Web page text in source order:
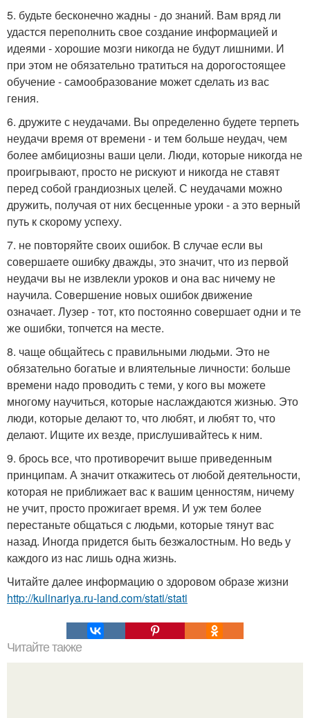
5. будьте бесконечно жадны - до знаний. Вам вряд ли
удастся переполнить свое создание информацией и
идеями - хорошие мозги никогда не будут лишними. И
при этом не обязательно тратиться на дорогостоящее
обучение - самообразование может сделать из вас
гения.
6. дружите с неудачами. Вы определенно будете терпеть
неудачи время от времени - и тем больше неудач, чем
более амбициозны ваши цели. Люди, которые никогда не
проигрывают, просто не рискуют и никогда не ставят
перед собой грандиозных целей. С неудачами можно
дружить, получая от них бесценные уроки - а это верный
путь к скорому успеху.
7. не повторяйте своих ошибок. В случае если вы
совершаете ошибку дважды, это значит, что из первой
неудачи вы не извлекли уроков и она вас ничему не
научила. Совершение новых ошибок движение
означает. Лузер - тот, кто постоянно совершает одни и те
же ошибки, топчется на месте.
8. чаще общайтесь с правильными людьми. Это не
обязательно богатые и влиятельные личности: больше
времени надо проводить с теми, у кого вы можете
многому научиться, которые наслаждаются жизнью. Это
люди, которые делают то, что любят, и любят то, что
делают. Ищите их везде, прислушивайтесь к ним.
9. брось все, что противоречит выше приведенным
принципам. А значит откажитесь от любой деятельности,
которая не приближает вас к вашим ценностям, ничему
не учит, просто прожигает время. И уж тем более
перестаньте общаться с людьми, которые тянут вас
назад. Иногда придется быть безжалостным. Но ведь у
каждого из нас лишь одна жизнь.
Читайте далее информацию о здоровом образе жизни
http://kulinariya.ru-land.com/stati/stati
Читайте также